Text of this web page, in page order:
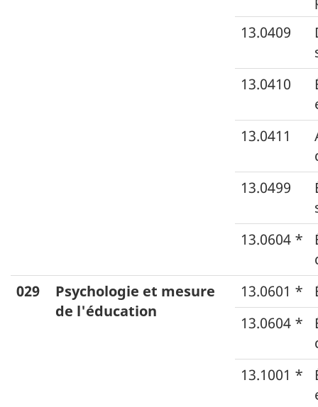
13.0409
13.0410
13.0411
13.0499
13.0604 *
029
Psychologie et mesure
de l'éducation
13.0601 *
13.0604 *
13.1001 *